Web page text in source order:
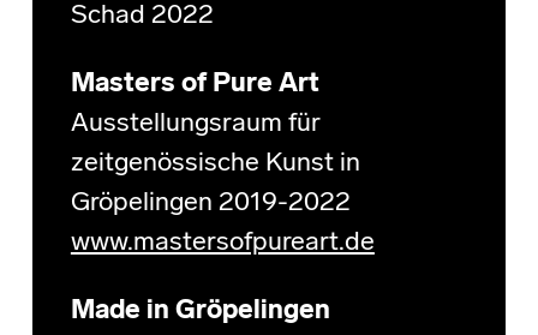
Schad 2022
Masters of Pure Art
Ausstellungsraum für
zeitgenössische Kunst in
Gröpelingen 2019-2022
www.mastersofpureart.de
Made in Gröpelingen